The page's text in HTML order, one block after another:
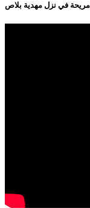
مريحة في نزل مهدية بلاص